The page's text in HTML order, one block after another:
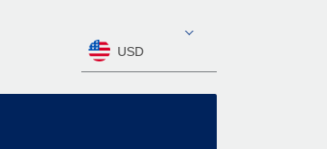
USD